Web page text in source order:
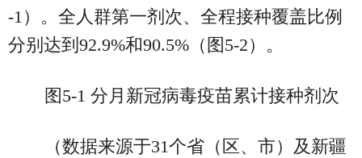
-1）。全人群第一剂次、全程接种覆盖比例
分别达到92.9%和90.5%（图5-2）。
图5-1 分月新冠病毒疫苗累计接种剂次
（数据来源于31个省（区、市）及新疆